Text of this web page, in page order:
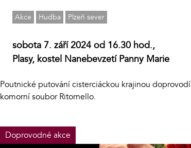
Akce Hudba Plzeň sever
sobota 7. září 2024 od 16.30 hod.,
Plasy, kostel Nanebevzetí Panny Marie
Poutnické putování cisterciáckou krajinou doprovodí
komorní soubor Ritornello.
Doprovodné akce